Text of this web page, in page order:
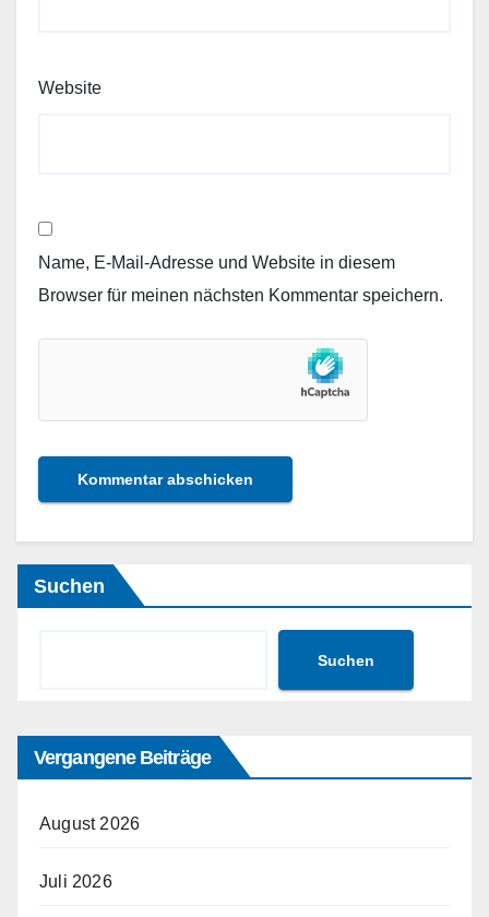
Website
Name, E-Mail-Adresse und Website in diesem
Browser für meinen nächsten Kommentar speichern.
Suchen
Suchen
Vergangene Beiträge
August 2026
Juli 2026